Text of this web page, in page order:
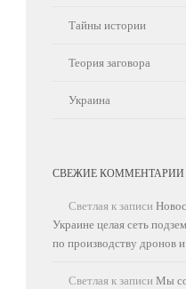
Тайны истории
Теория заговора
Украина
СВЕЖИЕ КОММЕНТАРИИ
Светлаяк записи
Украине целая сеть
по производству дронов
Светлаяк записи Мы